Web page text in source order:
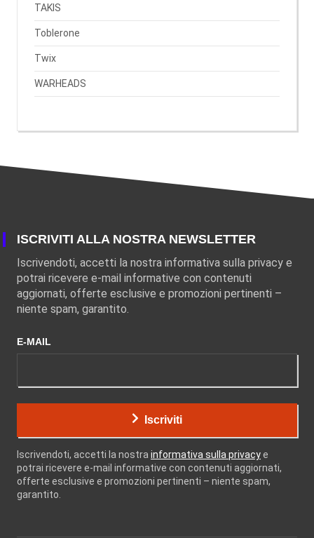
TAKIS
Toblerone
Twix
WARHEADS
ISCRIVITI ALLA NOSTRA NEWSLETTER
Iscrivendoti, accetti la nostra informativa sulla privacy e
potrai ricevere e-mail informative con contenuti
aggiornati, offerte esclusive e promozioni pertinenti –
niente spam, garantito.
E-MAIL
Iscriviti
Iscrivendoti, accetti la nostrainformativa sulla privacye
potrai ricevere e-mail informative con contenuti aggiornati,
offerte esclusive e promozioni pertinenti – niente spam,
garantito.